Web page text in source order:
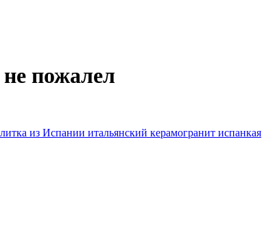
пожалел
из Испании итальянский керамогранит испанкая